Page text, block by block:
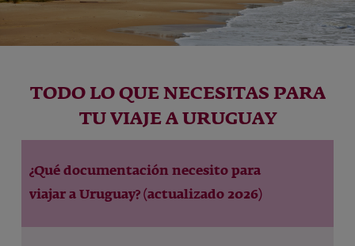
TODO LO QUE NECESITAS PARA
TU VIAJE A URUGUAY
¿Qué documentación necesito para
viajar a Uruguay? (actualizado 2026)